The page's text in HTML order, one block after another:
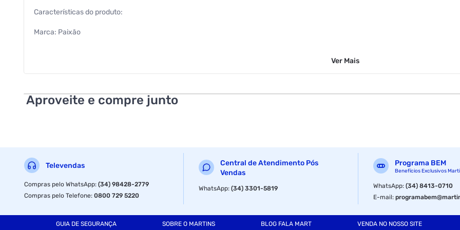
Características do produto:
Marca: Paixão
Informações Adicionais do Produto:
Modo de uso: Aplique diariamente sobre a pele com massagem suave
Precauções: Manter fora do alcance das crianças. Não ingerir. em contato acidental com os olhos enxaguar abundantemente com
Fornecedor: Paixão
Ver Mais
Aproveite e compre junto
Televendas
Compras pelo WhatsApp:(34) 98428-2779
Compras pelo Telefone:0800 729 5220
Central de Atendimento Pós
Vendas
WhatsApp:(34) 3301-5819
Programa BEM
Benefícios Exclusivos
WhatsApp:(34) 8413-0710
E-mail:
GUIA DE SEGURANÇA SOBRE O MARTINS BLOG FALA MART VENDA NO NOSSO SITE